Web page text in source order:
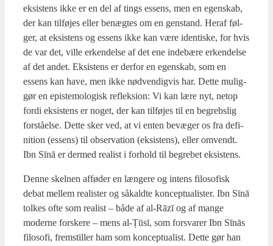
eksi­stens ikke er en del af tings essens, men en egen­skab,
der kan til­fø­jes eller benæg­tes om en gen­stand. Her­af føl­
ger, at eksi­stens og essens ikke kan være iden­ti­ske, for hvis
de var det, vil­le erken­del­se af det ene inde­bæ­re erken­del­se
af det andet. Eksi­stens er der­for en egen­skab, som en
essens kan have, men ikke nød­ven­dig­vis har. Det­te mulig­
gør en epi­ste­mo­lo­gisk reflek­sion: Vi kan lære nyt, net­op
for­di eksi­stens er noget, der kan til­fø­jes til en begrebs­lig
for­stå­el­se. Det­te sker ved, at vi enten bevæ­ger os fra defi­
ni­tion (essens) til obser­va­tion (eksi­stens), eller omvendt.
Ibn Sīnā er der­med rea­list i for­hold til begre­bet eksi­stens.
Den­ne skel­nen affø­der en læn­ge­re og intens filo­so­fisk
debat mel­lem rea­li­ster og såkald­te kon­cep­tu­a­li­ster. Ibn Sīnā
tol­kes ofte som rea­list – både af al-Rāzī og af man­ge
moder­ne for­ske­re – mens al-Ṭūsī, som for­sva­rer Ibn Sīnās
filo­so­fi, frem­stil­ler ham som kon­cep­tu­a­list. Det­te gør han